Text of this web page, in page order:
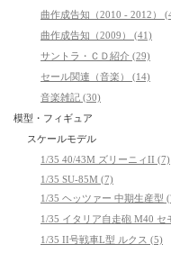
曲作成告知（2010 - 2012）
曲作成告知（2009） (41)
サントラ・ＣＤ紹介 (29)
セール関連（音楽） (14)
音楽雑記 (30)
模型・フィギュア
スケールモデル
1/35 40/43M ズリーニィII (7)
1/35 SU-85M (7)
1/35 ヘッツァー 中期生産型
1/35 イタリア自走砲 M40 セ
1/35 II号戦車L型 ルクス (5)